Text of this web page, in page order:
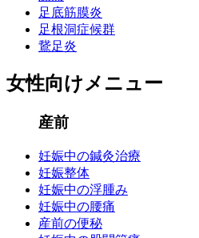
足底筋膜炎
足根洞症候群
鵞足炎
女性向けメニュー
産前
妊娠中の鍼灸治療
妊娠整体
妊娠中の浮腫み
妊娠中の腰痛
産前の便秘